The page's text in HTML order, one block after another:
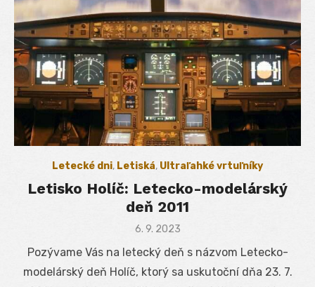
Letecké dni, Letiská, Ultraľahké vrtuľníky
Letisko Holíč: Letecko-modelárský
deň 2011
Posted
6. 9. 2023
Pozývame Vás na letecký deň s názvom Letecko-
modelárský deň Holíč, ktorý sa uskutoční dňa 23. 7.